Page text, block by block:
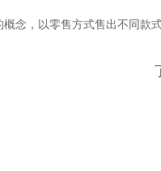
念，以零售方式售出不同